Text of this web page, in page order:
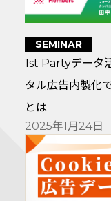
SEMINAR
1st Partyデータ
タル広告内製化
とは
2025年1月24日